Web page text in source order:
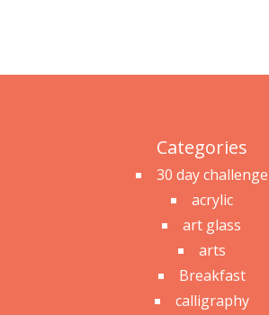
Categories
30 day challenge
acrylic
art glass
arts
Breakfast
calligraphy